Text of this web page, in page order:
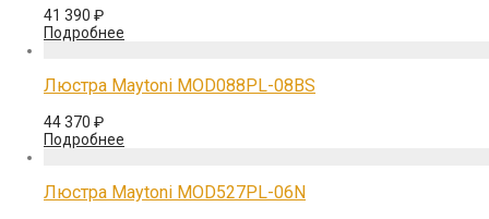
41 390 ₽
Подробнее
Люстра Maytoni MOD088PL-08BS
44 370 ₽
Подробнее
Люстра Maytoni MOD527PL-06N